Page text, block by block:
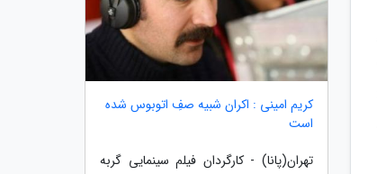
کریم امینی : اکران شبیه صفِ اتوبوس شده
است
تهران(پانا) - کارگردان فیلم سینمایی گربه